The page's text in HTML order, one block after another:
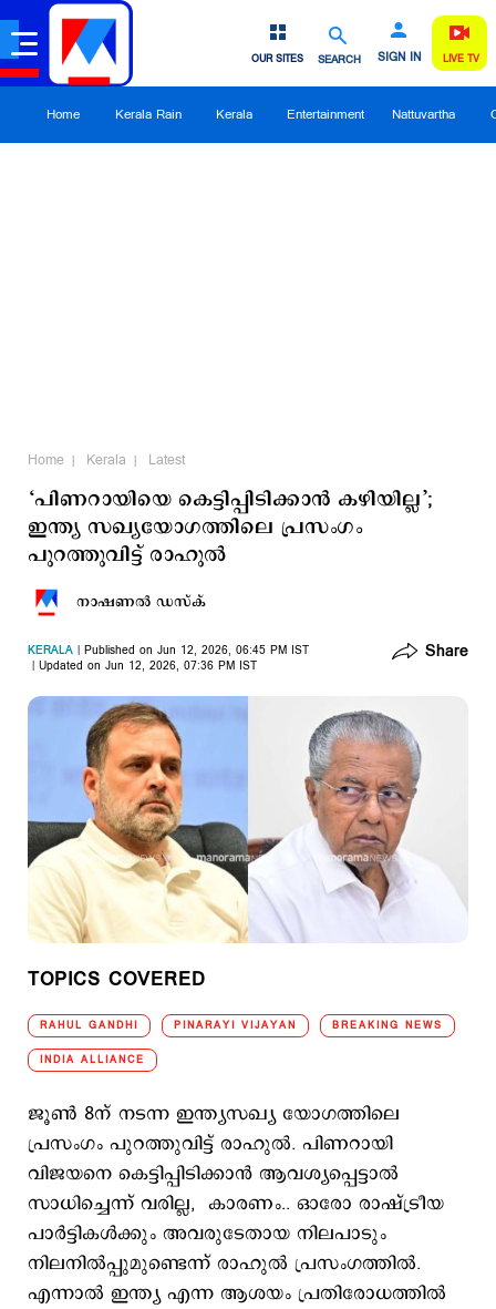
SEARCH SIGN IN
OUR SITES LIVE TV
Home Kerala Rain Kerala Entertainment Nattuvartha
Home Kerala Latest
‘പിണറായിയെ കെട്ടിപ്പിടിക്കാന്‍ കഴിയില്ല’;
ഇന്ത്യ സഖ്യയോഗത്തിലെ പ്രസംഗം
പുറത്തുവിട്ട് രാഹുല്‍
നാഷണല്‍ ഡസ്ക്
KERALA
Published on Jun 12, 2026, 06:45 PM IST
Updated on Jun 12, 2026, 07:36 PM IST
Share
TOPICS COVERED
RAHUL GANDHI PINARAYI VIJAYAN BREAKING NEWS
INDIA ALLIANCE
ജൂണ്‍ 8ന് നടന്ന ഇന്ത്യസഖ്യ യോഗത്തിലെ
പ്രസംഗം പുറത്തുവിട്ട് രാഹുല്‍. പിണറായി
വിജയനെ കെട്ടിപ്പിടിക്കാന്‍ ആവശ്യപ്പെട്ടാല്‍
സാധിച്ചെന്ന് വരില്ല, കാരണം.. ഓരോ രാഷ്ട്രീയ
പാര്‍ട്ടികള്‍ക്കും അവരുടേതായ നിലപാടും
നിലനില്‍പ്പുമുണ്ടെന്ന് രാഹുല്‍ പ്രസംഗത്തില്‍.
എന്നാല്‍ ഇന്ത്യ എന്ന ആശയം പ്രതിരോധത്തില്‍